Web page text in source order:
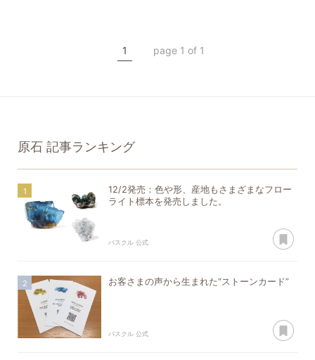
1 page 1 of 1
原石 記事ランキング
12/2発売：色や形、産地もさまざまなフロー
ライト標本を発売しました。
パスクル 公式
お客さまの声から生まれた“ストーンカード”
パスクル 公式